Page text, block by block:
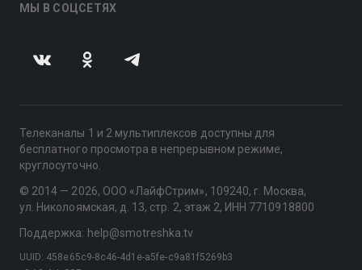
МЫ В СОЦСЕТЯХ
Телеканалы 1 и 2 мультиплексов доступны для
бесплатного просмотра в непрерывном режиме,
круглосуточно.
© 2014 — 2026, ООО «ЛайфСтрим», 109240, г. Москва,
ул. Николоямская, д. 13, стр. 2, этаж 2, ИНН 7710918800
Поддержка: help@smotreshka.tv
UUID: 458e65c9-8c46-4d1e-a5fe-c9a81f5269b3